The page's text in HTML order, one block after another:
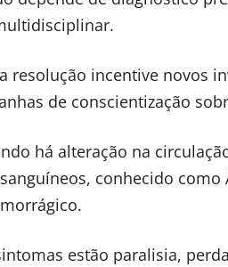
resolução incentive novos
de conscientização
há alteração na
conhecido
estão paralisia,